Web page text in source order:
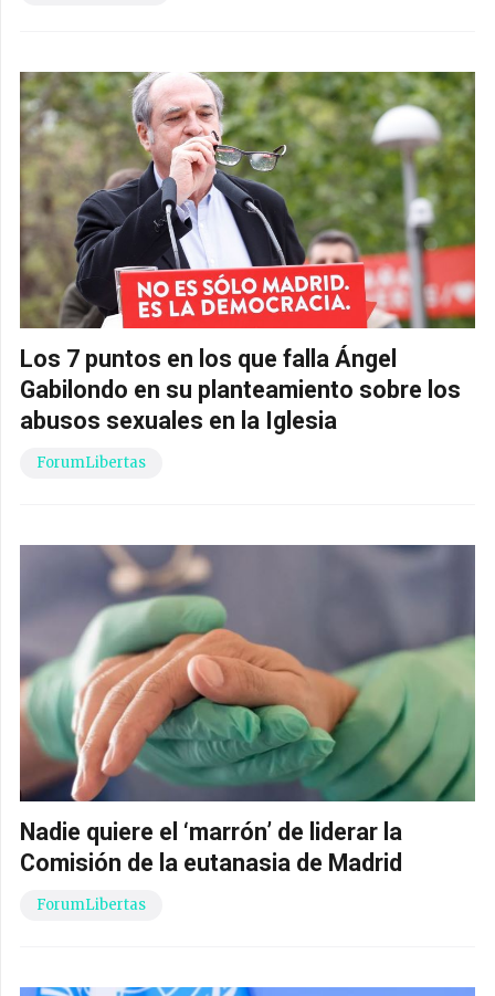
Los 7 puntos en los que falla Ángel
Gabilondo en su planteamiento sobre los
abusos sexuales en la Iglesia
ForumLibertas
Nadie quiere el ‘marrón’ de liderar la
Comisión de la eutanasia de Madrid
ForumLibertas